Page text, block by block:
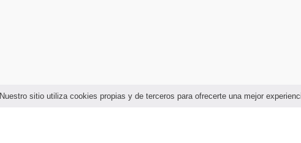
Nuestro sitio utiliza cookies propias y de terceros para ofrecerte una mejor